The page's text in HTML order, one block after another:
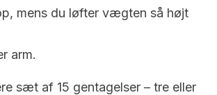
mens du løfter vægten så højt
arm.
sæt af 15 gentagelser – tre eller